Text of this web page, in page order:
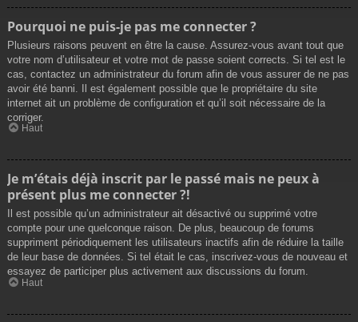
Pourquoi ne puis-je pas me connecter ?
Plusieurs raisons peuvent en être la cause. Assurez-vous avant tout que
votre nom d’utilisateur et votre mot de passe soient corrects. Si tel est le
cas, contactez un administrateur du forum afin de vous assurer de ne pas
avoir été banni. Il est également possible que le propriétaire du site
internet ait un problème de configuration et qu’il soit nécessaire de la
corriger.
Haut
Je m’étais déjà inscrit par le passé mais ne peux à
présent plus me connecter ?!
Il est possible qu’un administrateur ait désactivé ou supprimé votre
compte pour une quelconque raison. De plus, beaucoup de forums
suppriment périodiquement les utilisateurs inactifs afin de réduire la taille
de leur base de données. Si tel était le cas, inscrivez-vous de nouveau et
essayez de participer plus activement aux discussions du forum.
Haut